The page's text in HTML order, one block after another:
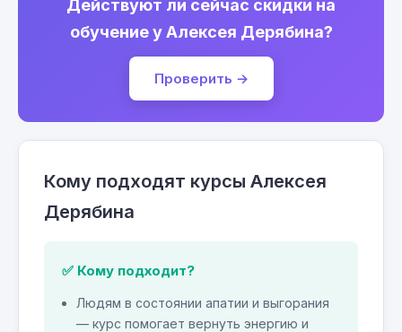
Действуют ли сейчас скидки на
обучение у Алексея Дерябина?
Проверить →
Кому подходят курсы Алексея
Дерябина
✅ Кому подходит?
Людям в состоянии апатии и выгорания
— курс помогает вернуть энергию и